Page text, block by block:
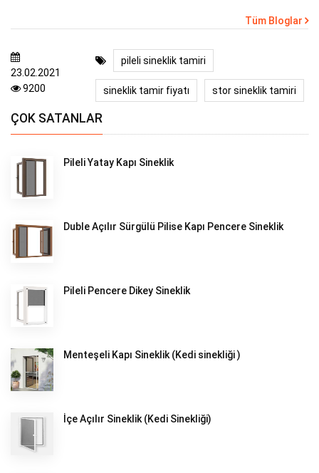
Tüm Bloglar
23.02.2021
9200
pileli sineklik tamiri
sineklik tamir fiyatı stor sineklik tamiri
ÇOK SATANLAR
Pileli Yatay Kapı Sineklik
Duble Açılır Sürgülü Pilise Kapı Pencere Sineklik
Pileli Pencere Dikey Sineklik
Menteşeli Kapı Sineklik (Kedi sinekliği )
İçe Açılır Sineklik (Kedi Sinekliği)